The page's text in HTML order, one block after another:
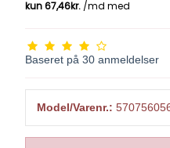
Baseret på 30 anmeldelser
Model/Varenr.: